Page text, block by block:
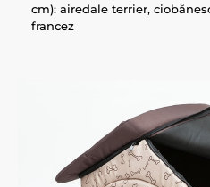
cm): airedale terrier,
francez